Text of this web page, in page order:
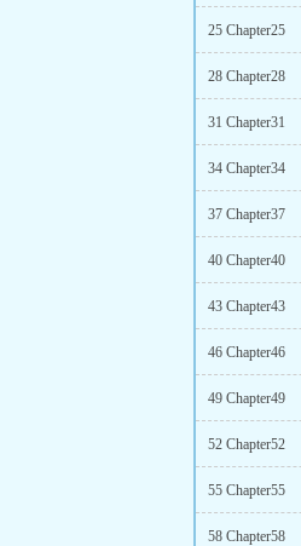
25 Chapter25
28 Chapter28
31 Chapter31
34 Chapter34
37 Chapter37
40 Chapter40
43 Chapter43
46 Chapter46
49 Chapter49
52 Chapter52
55 Chapter55
58 Chapter58